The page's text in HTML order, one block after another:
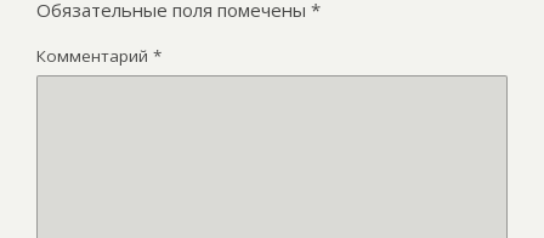
Обязательные поля помечены *
Комментарий *